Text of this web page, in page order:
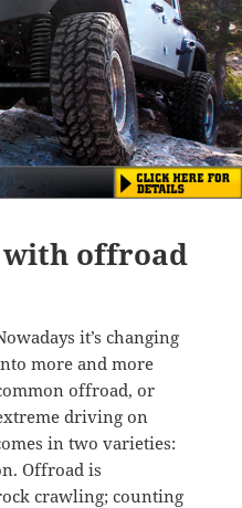
offroad
it’s changing
more and more
offroad, or
driving on
in two varieties:
Offroad is
crawling; counting